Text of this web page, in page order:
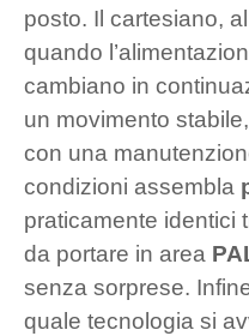
posto. Il cartesiano,
quando
cambiano in
un movimento
con una
condizioni assembla
praticamente identici
da portare in area
senza sorprese.
quale tecnologia si